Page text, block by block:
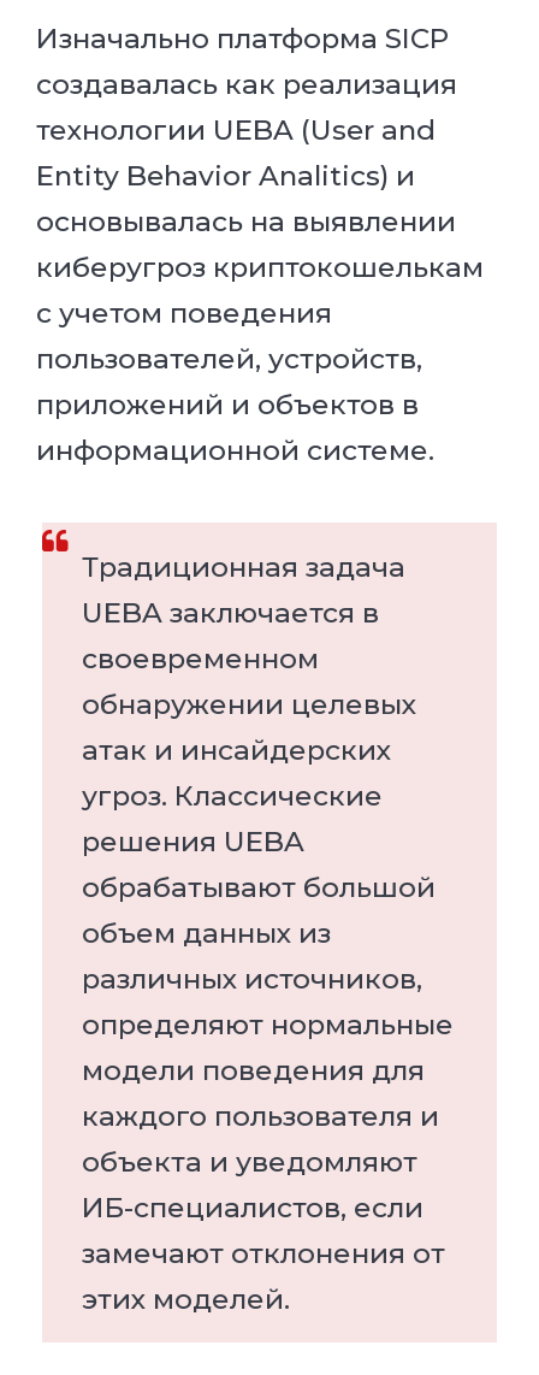
Изначально платформа SICP
создавалась как реализация
технологии UEBA (User and
Entity Behavior Analitics) и
основывалась на выявлении
киберугроз криптокошелькам
с учетом поведения
пользователей, устройств,
приложений и объектов в
информационной системе.
Традиционная задача
UEBA заключается в
своевременном
обнаружении целевых
атак и инсайдерских
угроз. Классические
решения UEBA
обрабатывают большой
объем данных из
различных источников,
определяют нормальные
модели поведения для
каждого пользователя и
объекта и уведомляют
ИБ-специалистов, если
замечают отклонения от
этих моделей.